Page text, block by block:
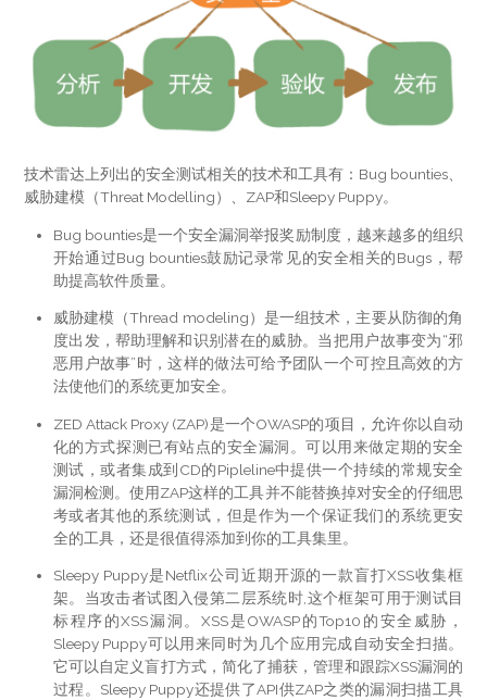
技术雷达上列出的安全测试相关的技术和工具有：Bug bounties、
威胁建模（Threat Modelling）、ZAP和Sleepy Puppy。
Bug bounties是一个安全漏洞举报奖励制度，越来越多的组织
开始通过Bug bounties鼓励记录常见的安全相关的Bugs，帮
助提高软件质量。
威胁建模（Thread modeling）是一组技术，主要从防御的角
度出发，帮助理解和识别潜在的威胁。当把用户故事变为“邪
恶用户故事”时，这样的做法可给予团队一个可控且高效的方
法使他们的系统更加安全。
ZED Attack Proxy (ZAP)是一个OWASP的项目，允许你以自动
化的方式探测已有站点的安全漏洞。可以用来做定期的安全
测试，或者集成到CD的Pipleline中提供一个持续的常规安全
漏洞检测。使用ZAP这样的工具并不能替换掉对安全的仔细思
考或者其他的系统测试，但是作为一个保证我们的系统更安
全的工具，还是很值得添加到你的工具集里。
Sleepy Puppy是Netflix公司近期开源的一款盲打XSS收集框
架。当攻击者试图入侵第二层系统时,这个框架可用于测试目
标程序的XSS漏洞。XSS是OWASP的Top10的安全威胁，
Sleepy Puppy可以用来同时为几个应用完成自动安全扫描。
它可以自定义盲打方式，简化了捕获，管理和跟踪XSS漏洞的
过程。Sleepy Puppy还提供了API供ZAP之类的漏洞扫描工具